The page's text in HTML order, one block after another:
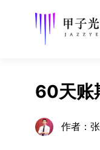
60天账
作者：